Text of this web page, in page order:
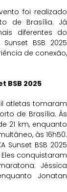
foi realizado
de Brasília. Já
diferentes do
BSB 2025
de conexão,
BSB 2025
atletas tomaram
de Brasília. Às
21 km, enquanto
às 16h50.
Sunset BSB 2025
conquistaram
Jéssica
Jonatan